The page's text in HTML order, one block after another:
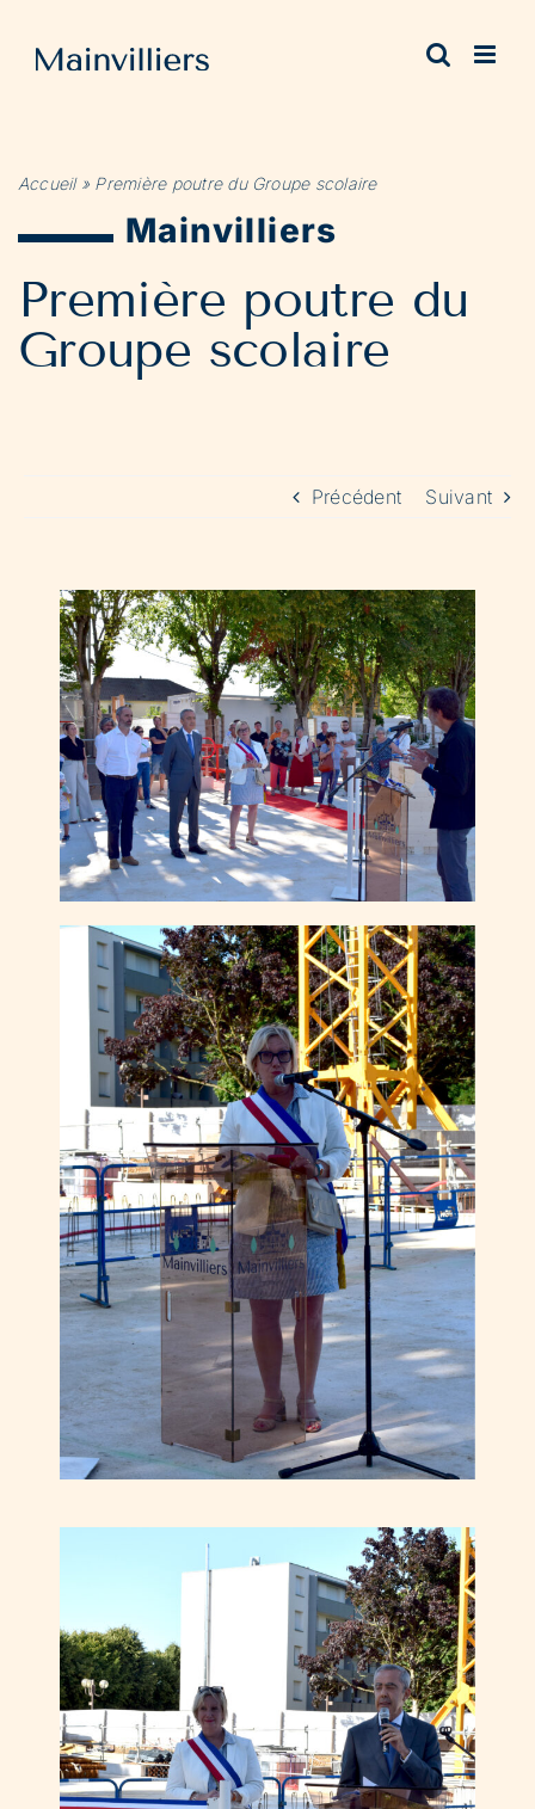
contenu
Accueil» Première poutre du Groupe scolaire
Mainvilliers
Première poutre du
Groupe scolaire
Précédent Suivant